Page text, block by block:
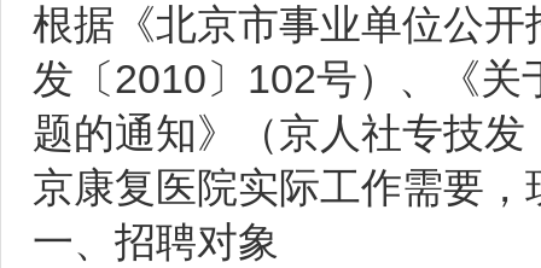
根据《北京市事业单位公
发〔2010〕102号）、《
题的通知》（京人社专技
京康复医院实际工作需要
一、招聘对象